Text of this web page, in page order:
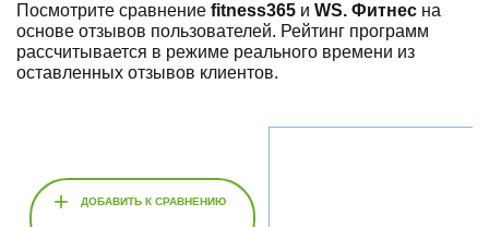
Посмотрите сравнение fitness365 и WS. Фитнес на
основе отзывов пользователей. Рейтинг программ
рассчитывается в режиме реального времени из
оставленных отзывов клиентов.
+ ДОБАВИТЬ К СРАВНЕНИЮ